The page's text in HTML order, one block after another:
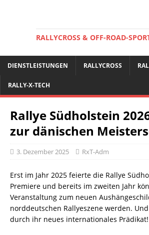
RALLYCROSS & OFF-ROAD-
DIENSTLEISTUNGEN RALLYCROSS
RALLY-X-TECH
Rallye Südholstein
zur dänischen
3. Dezember 2025 RxT-Adm
Erst im Jahr 2025 feierte die Rallye
Premiere und bereits im zweiten Jahr
Veranstaltung zum neuen
norddeutschen Rallyeszene werden.
durch ihr neues internationales Prädikat!